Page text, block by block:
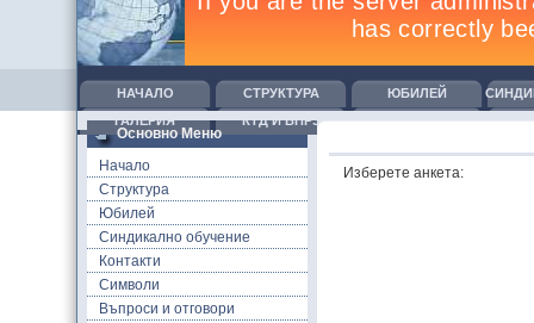
НАЧАЛО СТРУКТУРА ЮБИЛЕЙ
ГАЛЕРИЯ
КТД И ВПРЗ ОБУЧЕНИЯ
Основно Меню
Начало
Структура
Юбилей
Синдикално обучение
Контакти
Символи
Въпроси и отговори
Изберете анкета: